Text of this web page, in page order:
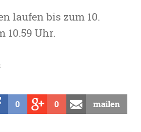
laufen bis zum 10.
10.59 Uhr.
0 0
mailen